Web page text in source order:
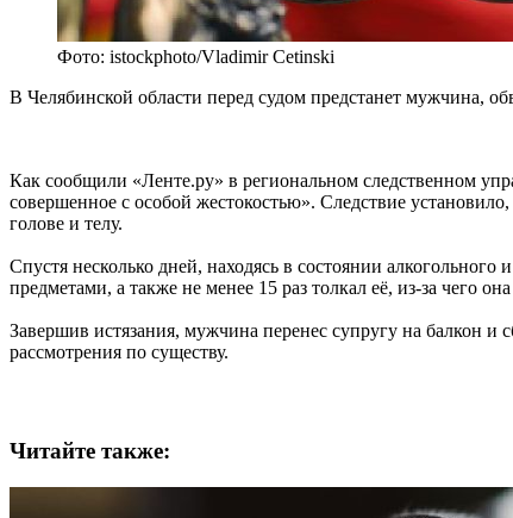
Фото: istockphoto/Vladimir Cetinski
В Челябинской области перед судом предстанет мужчина,
Как сообщили «Ленте.ру» в региональном следственном
совершенное с особой жестокостью». Следствие
голове и телу.
Спустя несколько дней, находясь в состоянии
предметами, а также не менее 15 раз толкал её, из-за чего
Завершив истязания, мужчина перенес супругу на балкон
рассмотрения по существу.
Читайте также: